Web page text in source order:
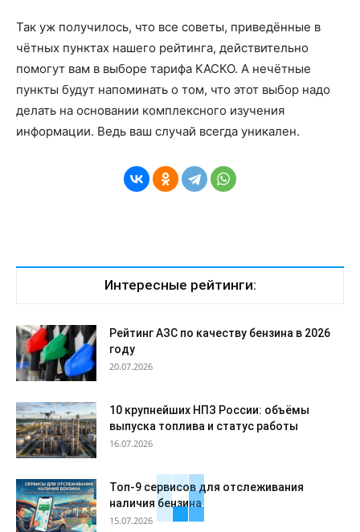
Так уж получилось, что все советы, приведённые в
чётных пунктах нашего рейтинга, действительно
помогут вам в выборе тарифа КАСКО. А нечётные
пункты будут напоминать о том, что этот выбор надо
делать на основании комплексного изучения
информации. Ведь ваш случай всегда уникален.
Интересные рейтинги:
Рейтинг АЗС по качеству бензина в 2026
году
20.07.2026
10 крупнейших НПЗ России: объёмы
выпуска топлива и статус работы
16.07.2026
Топ-9 сервисов для отслеживания
наличия бензина
15.07.2026